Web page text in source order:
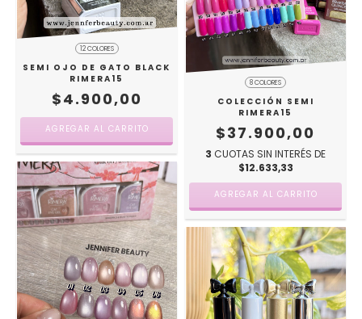
12 COLORES
SEMI OJO DE GATO BLACK
RIMERA15
$4.900,00
AGREGAR AL CARRITO
8 COLORES
COLECCIÓN SEMI
RIMERA15
$37.900,00
3 CUOTAS SIN INTERÉS DE
$12.633,33
AGREGAR AL CARRITO